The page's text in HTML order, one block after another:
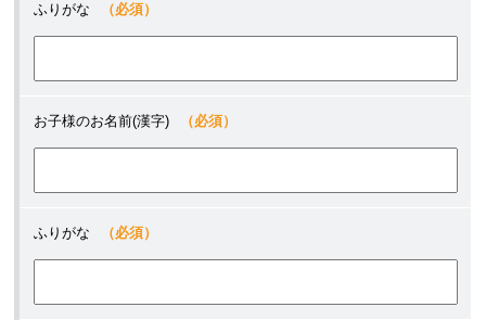
ふりがな （必須）
お子様のお名前(漢字) （必須）
ふりがな （必須）